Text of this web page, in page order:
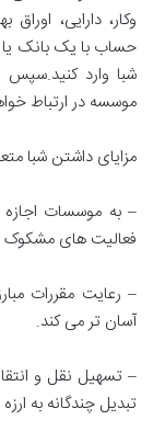
وکار، دارایی،
حساب با یک بانک یا
شبا وارد
موسسه در ارتباط
مزایای داشتن شبا
– به موسسات اجازه
فعالیت های مشکوک
– رعایت مقررات
آسان تر می کند.
– تسهیل نقل و
تبدیل چندگانه به